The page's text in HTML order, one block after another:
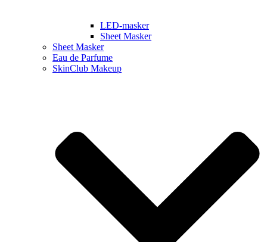
LED-masker
Sheet Masker
Sheet Masker
Eau de Parfume
SkinClub Makeup